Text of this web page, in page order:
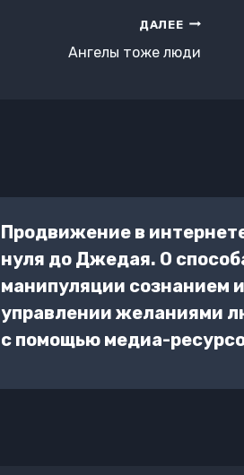
ДАЛЕЕ
Ангелы тоже люди
Продвижение в
нуля до Джедая. О
манипуляции сознанием и
управлении желаниями
с помощью медиа-